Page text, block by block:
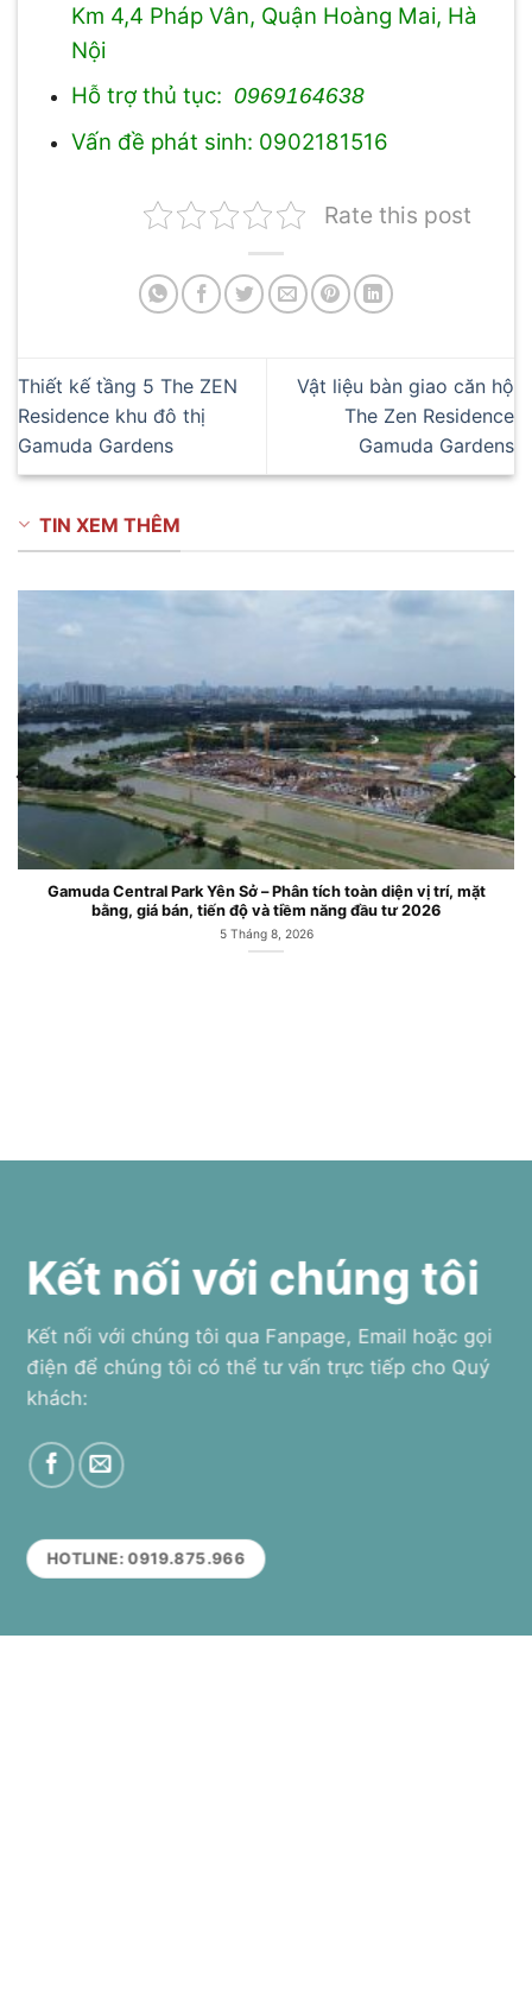
Km 4,4 Pháp Vân, Quận Hoàng Mai, Hà
Nội
Hỗ trợ thủ tục: 0969164638
Vấn đề phát sinh: 0902181516
Rate this post
Thiết kế tầng 5 The ZEN
Residence khu đô thị
Gamuda Gardens
Vật liệu bàn giao căn hộ
The Zen Residence
Gamuda Gardens
TIN XEM THÊM
Yên Sở – Phân tích toàn diện vị trí, mặt
độ và tiềm năng đầu tư 2026
Căn hộ chung cư
Kết nối với chúng tôi
Kết nối với chúng tôi qua Fanpage, Email hoặc gọi
điện để chúng tôi có thể tư vấn trực tiếp cho Quý
khách:
HOTLINE: 0919.875.966